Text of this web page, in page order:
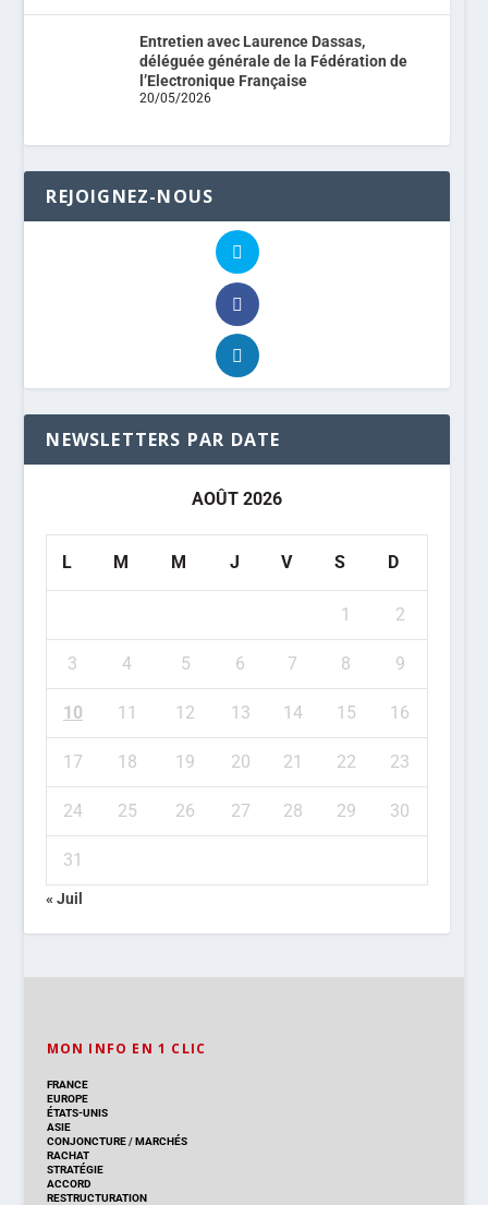
Entretien avec Laurence Dassas,
déléguée générale de la Fédération de
l’Electronique Française
20/05/2026
REJOIGNEZ-NOUS
NEWSLETTERS PAR DATE
AOÛT 2026
L M M J V S D
1 2
3 4 5 6 7 8 9
10 11 12 13 14 15 16
17 18 19 20 21 22 23
24 25 26 27 28 29 30
31
« Juil
MON INFO EN 1 CLIC
FRANCE
EUROPE
ÉTATS-UNIS
ASIE
CONJONCTURE/MARCHÉS
RACHAT
STRATÉGIE
ACCORD
RESTRUCTURATION